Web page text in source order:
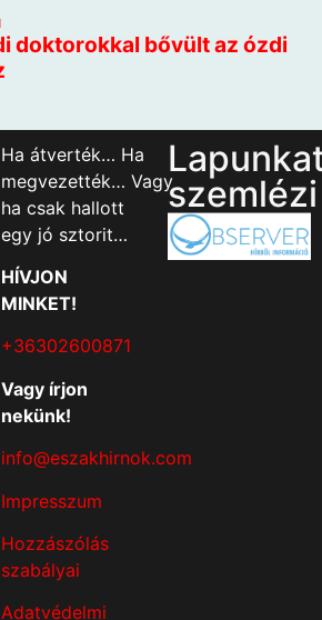
Ha átverték… Ha
megvezették… Vagy
ha csak hallott
egy jó sztorit…
HÍVJON
MINKET!
+36302600871
Vagy írjon
nekünk!
info@eszakhirnok.com
Impresszum
Hozzászólás
szabályai
Adatvédelmi
szemlézi